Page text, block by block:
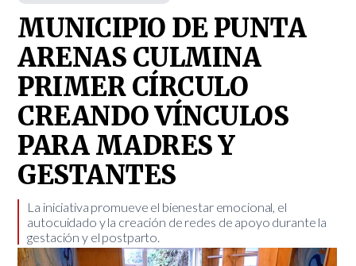
MUNICIPIO DE PUNTA
ARENAS CULMINA
PRIMER CÍRCULO
CREANDO VÍNCULOS
PARA MADRES Y
GESTANTES
La iniciativa promueve el bienestar emocional, el
autocuidado y la creación de redes de apoyo durante la
gestación y el postparto.